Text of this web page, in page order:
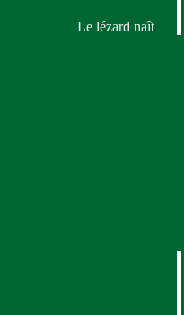
Le lézard naît